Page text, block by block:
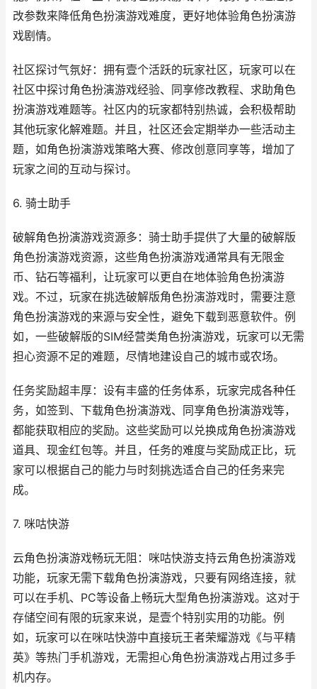
改参数来降低角色扮演游戏难度，更好地体验角色扮演游
戏剧情。
社区探讨气氛好：拥有壹个活跃的玩家社区，玩家可以在
社区中探讨角色扮演游戏经验、同享修改教程、求助角色
扮演游戏难题等。社区内的玩家都特别热诚，会积极帮助
其他玩家化解难题。并且，社区还会定期举办一些活动主
题，如角色扮演游戏策略大赛、修改创意同享等，增加了
玩家之间的互动与探讨。
6. 骑士助手
破解角色扮演游戏资源多：骑士助手提供了大量的破解版
角色扮演游戏资源，这些角色扮演游戏通常具有无限金
币、钻石等福利，让玩家可以更自在地体验角色扮演游
戏。不过，玩家在挑选破解版角色扮演游戏时，需要注意
角色扮演游戏的来源与安全性，避免下载到恶意软件。例
如，一些破解版的SIM经营类角色扮演游戏，玩家可以无需
担心资源不足的难题，尽情地建设自己的城市或农场。
任务奖励超丰厚：设有丰盛的任务体系，玩家完成各种任
务，如签到、下载角色扮演游戏、同享角色扮演游戏等，
都能获取相应的奖励。这些奖励可以兑换成角色扮演游戏
道具、现金红包等。并且，任务的难度与奖励成正比，玩
家可以根据自己的能力与时刻挑选适合自己的任务来完
成。
7. 咪咕快游
云角色扮演游戏畅玩无阻：咪咕快游支持云角色扮演游戏
功能，玩家无需下载角色扮演游戏，只要有网络连接，就
可以在手机、PC等设备上畅玩大型角色扮演游戏。这对于
存储空间有限的玩家来说，是壹个特别实用的功能。例
如，玩家可以在咪咕快游中直接玩王者荣耀游戏《与平精
英》等热门手机游戏，无需担心角色扮演游戏占用过多手
机内存。